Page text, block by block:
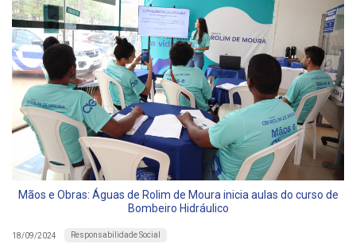
Mãos e Obras: Águas de Rolim de Moura inicia aulas do curso de
Bombeiro Hidráulico
18/09/2024 Responsabilidade Social